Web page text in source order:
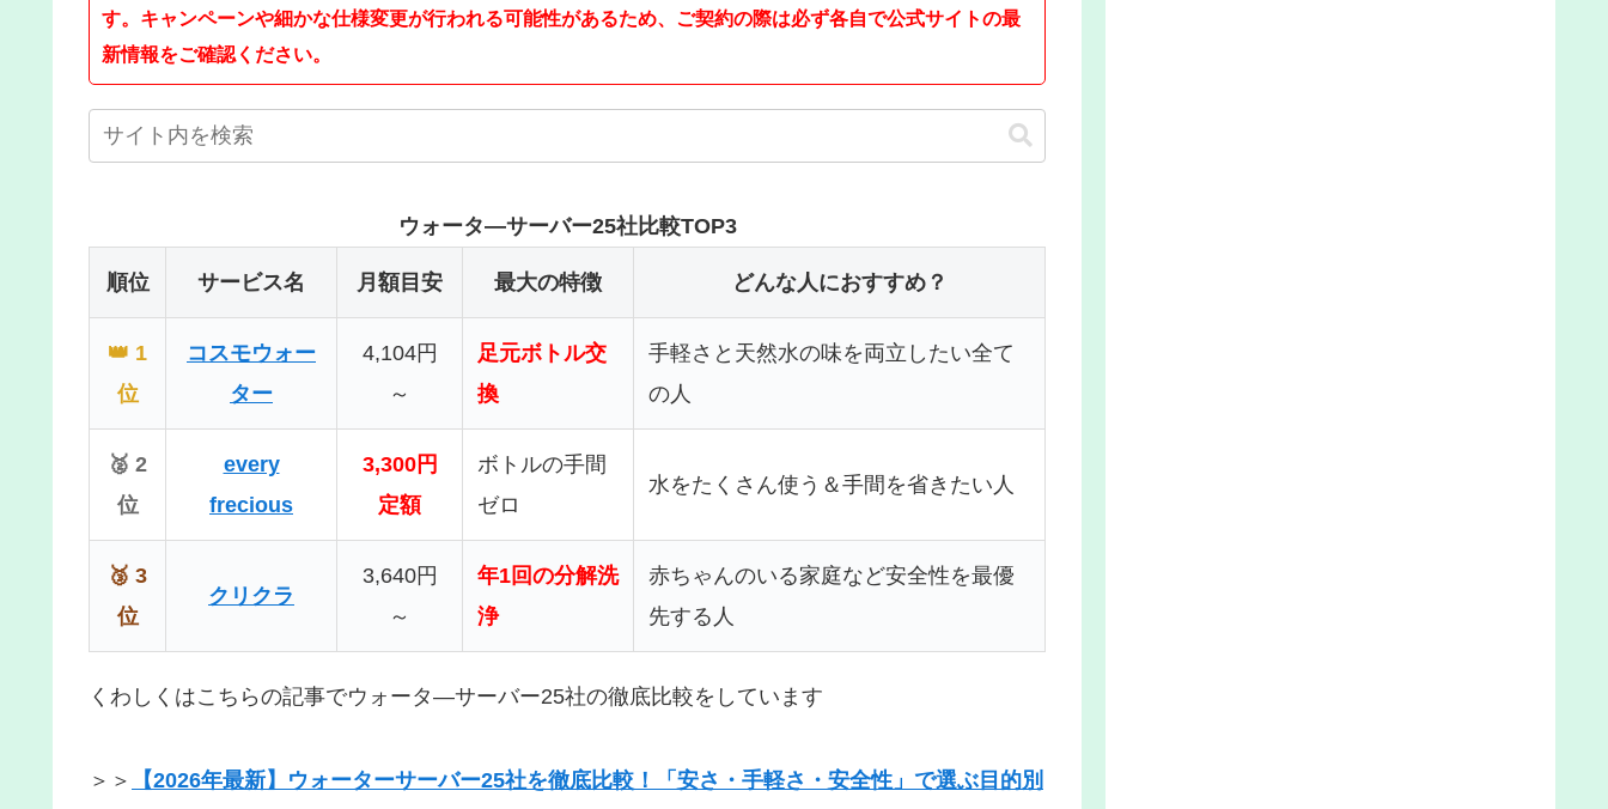
す。キャンペーンや細かな仕様変更が行われる可能性があるため、ご契約の際は必ず各自で公式サイトの最
新情報をご確認ください。
ウォータ―サーバー25社比較TOP3
順位 サービス名 月額目安 最大の特徴 どんな人におすすめ？
👑 1
位
コスモウォー
ター
4,104円
～
足元ボトル交
換
手軽さと天然水の味を両立したい全て
の人
🥈 2
位
every
frecious
3,300円
定額
ボトルの手間
ゼロ
水をたくさん使う＆手間を省きたい人
🥉 3
位
クリクラ
3,640円
～
年1回の分解洗
浄
赤ちゃんのいる家庭など安全性を最優
先する人
くわしくはこちらの記事でウォータ―サーバー25社の徹底比較をしています
＞＞ 【2026年最新】ウォーターサーバー25社を徹底比較！「安さ・手軽さ・安全性」で選ぶ目的別